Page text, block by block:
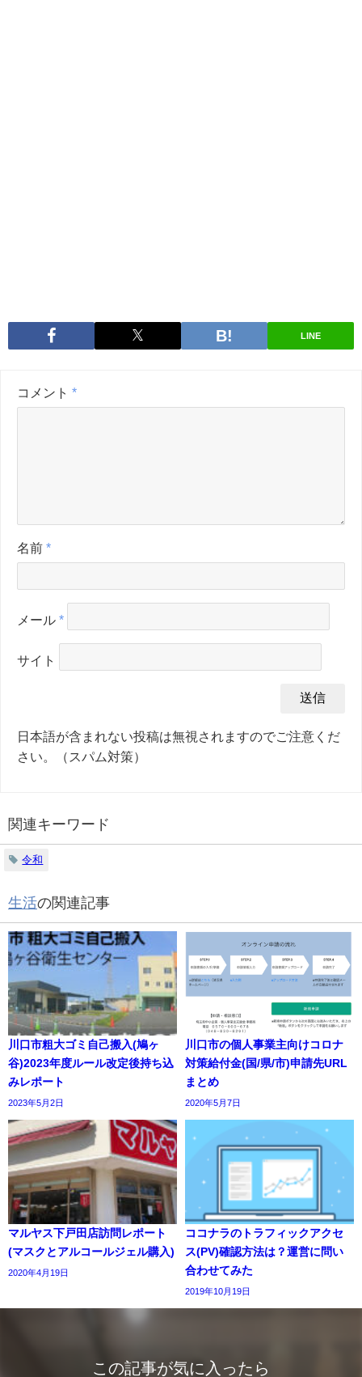
LINE
コメント *
名前 *
メール *
サイト
日本語が含まれない投稿は無視されますのでご注意くだ
さい。（スパム対策）
関連キーワード
令和
生活の関連記事
川口市粗大ゴミ自己搬入(鳩ヶ
谷)2023年度ルール改定後持ち込
みレポート
2023年5月2日
川口市の個人事業主向けコロナ
対策給付金(国/県/市)申請先URL
まとめ
2020年5月7日
マルヤス下戸田店訪問レポート
(マスクとアルコールジェル購入)
2020年4月19日
ココナラのトラフィックアクセ
ス(PV)確認方法は？運営に問い
合わせてみた
2019年10月19日
この記事が気に入ったら